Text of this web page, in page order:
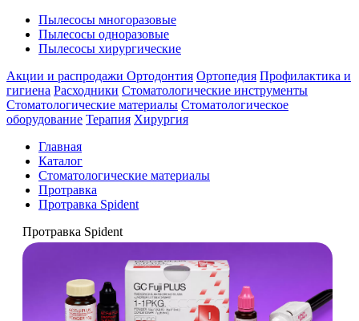
Пылесосы многоразовые
Пылесосы одноразовые
Пылесосы хирургические
Акции и распродажи Ортодонтия Ортопедия Профилактика и
гигиена Расходники Стоматологические инструменты
Стоматологические материалы Стоматологическое
оборудование Терапия Хирургия
Главная
Каталог
Стоматологические материалы
Протравка
Протравка Spident
Протравка Spident